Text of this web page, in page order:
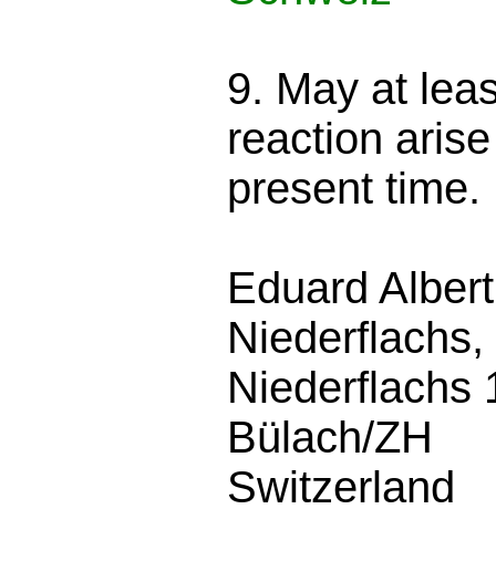
9. May at
reaction
present time.
Eduard
Niederflachs
Bülach/ZH
Switzerland